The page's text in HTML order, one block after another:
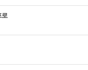
로